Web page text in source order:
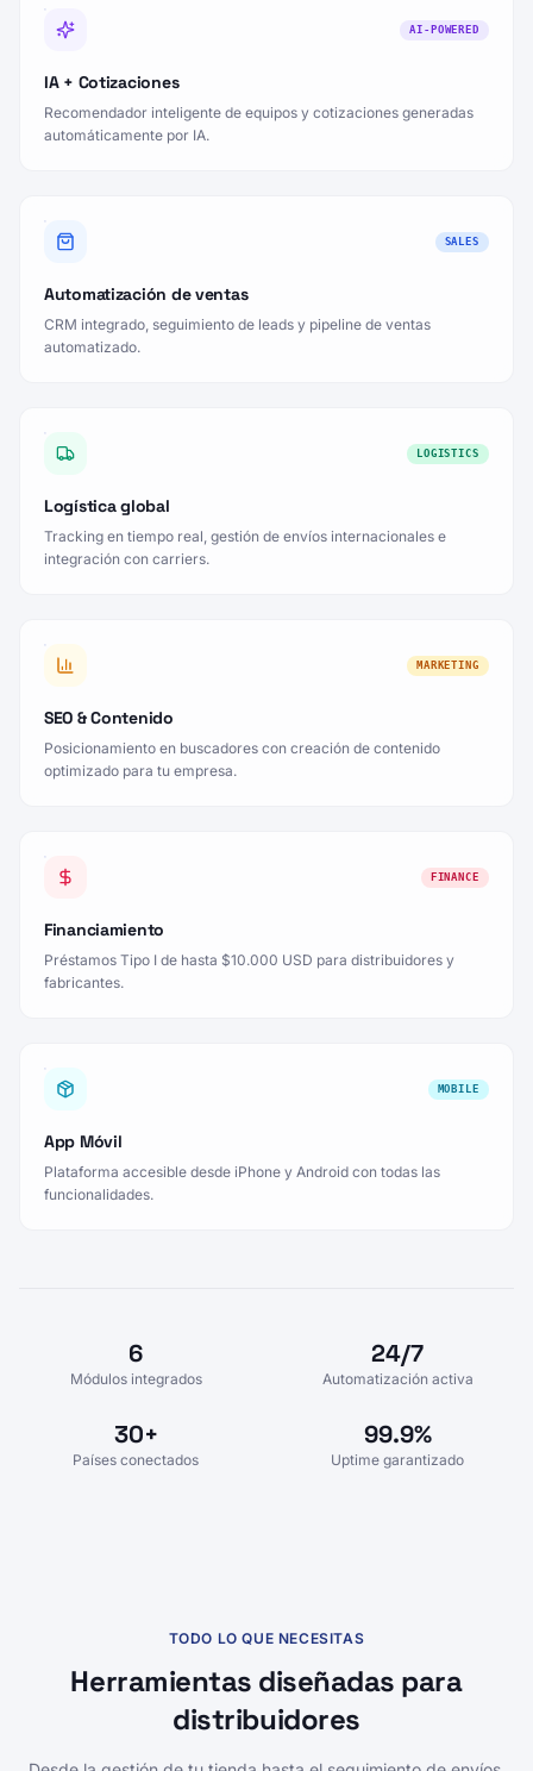
AI-POWERED
IA + Cotizaciones
Recomendador inteligente de equipos y cotizaciones generadas
automáticamente por IA.
SALES
Automatización de ventas
CRM integrado, seguimiento de leads y pipeline de ventas
automatizado.
LOGISTICS
Logística global
Tracking en tiempo real, gestión de envíos internacionales e
integración con carriers.
MARKETING
SEO & Contenido
Posicionamiento en buscadores con creación de contenido
optimizado para tu empresa.
FINANCE
Financiamiento
Préstamos Tipo I de hasta $10.000 USD para distribuidores y
fabricantes.
MOBILE
App Móvil
Plataforma accesible desde iPhone y Android con todas las
funcionalidades.
6
Módulos integrados
24/7
Automatización activa
30+
Países conectados
99.9%
Uptime garantizado
TODO LO QUE NECESITAS
Herramientas diseñadas para
distribuidores